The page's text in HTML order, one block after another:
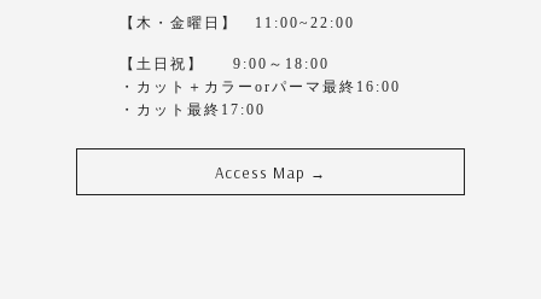
【木・金曜日】 11:00~22:00
【土日祝】 9:00～18:00
・カット＋カラーorパーマ最終16:00
・カット最終17:00
Access Map →